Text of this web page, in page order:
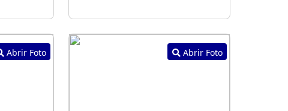
Abrir Foto Abrir Foto